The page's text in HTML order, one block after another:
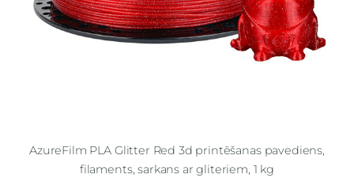
AzureFilm PLA Glitter Red 3d printēšanas pavediens,
filaments, sarkans ar gliteriem, 1 kg